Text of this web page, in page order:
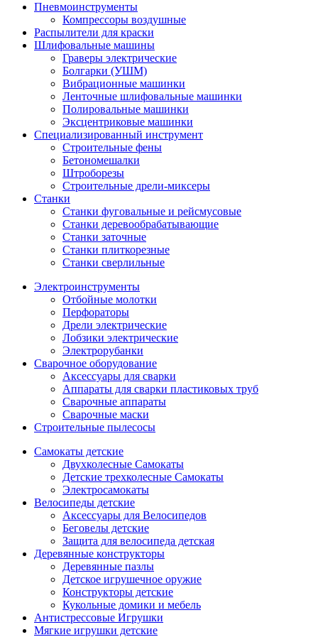
Пневмоинструменты
Компрессоры воздушные
Распылители для краски
Шлифовальные машины
Граверы электрические
Болгарки (УШМ)
Вибрационные машинки
Ленточные шлифовальные машинки
Полировальные машинки
Эксцентриковые машинки
Специализированный инструмент
Строительные фены
Бетономешалки
Штроборезы
Строительные дрели-миксеры
Станки
Станки фуговальные и рейсмусовые
Станки деревообрабатывающие
Станки заточные
Станки плиткорезные
Станки сверлильные
Электроинструменты
Отбойные молотки
Перфораторы
Дрели электрические
Лобзики электрические
Электрорубанки
Сварочное оборудование
Аксессуары для сварки
Аппараты для сварки пластиковых труб
Сварочные аппараты
Сварочные маски
Строительные пылесосы
Самокаты детские
Двухколесные Cамокаты
Детские трехколесные Самокаты
Электросамокаты
Велосипеды детские
Аксессуары для Велосипедов
Беговелы детские
Защита для велосипеда детская
Деревянные конструкторы
Деревянные пазлы
Детское игрушечное оружие
Конструкторы детские
Кукольные домики и мебель
Антистрессовые Игрушки
Мягкие игрушки детские